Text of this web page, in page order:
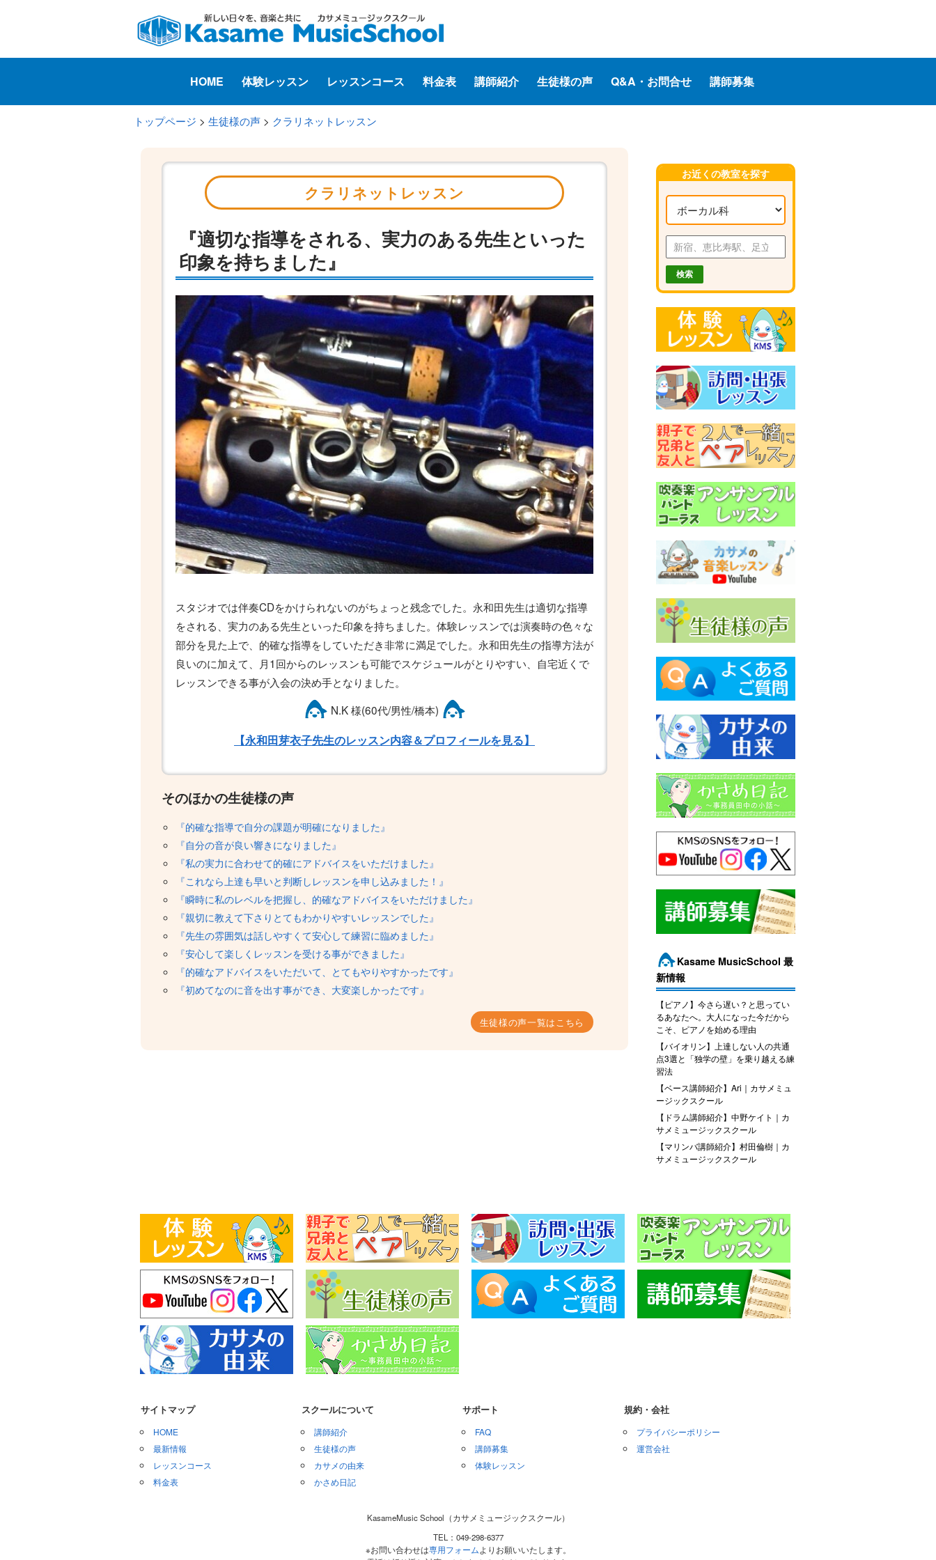
HOME 体験レッスン レッスンコース 料金表 講師紹介 生徒様の声 Q&A・お問合せ 講師募集
トップページ > 生徒様の声 > クラリネットレッスン
クラリネットレッスン
『適切な指導をされる、実力のある先生といった
印象を持ちました』
スタジオでは伴奏CDをかけられないのがちょっと残念でした。永和田先生は適切な指導
をされる、実力のある先生といった印象を持ちました。体験レッスンでは演奏時の色々な
部分を見た上で、的確な指導をしていただき非常に満足でした。永和田先生の指導方法が
良いのに加えて、月1回からのレッスンも可能でスケジュールがとりやすい、自宅近くで
レッスンできる事が入会の決め手となりました。
N.K 様(60代/男性/橋本)
【永和田芽衣子先生のレッスン内容＆プロフィールを見る】
そのほかの生徒様の声
『的確な指導で自分の課題が明確になりました』
『自分の音が良い響きになりました』
『私の実力に合わせて的確にアドバイスをいただけました』
『これなら上達も早いと判断しレッスンを申し込みました！』
『瞬時に私のレベルを把握し、的確なアドバイスをいただけました』
『親切に教えて下さりとてもわかりやすいレッスンでした』
『先生の雰囲気は話しやすくて安心して練習に臨めました』
『安心して楽しくレッスンを受ける事ができました』
『的確なアドバイスをいただいて、とてもやりやすかったです』
『初めてなのに音を出す事ができ、大変楽しかったです』
生徒様の声一覧はこちら
お近くの教室を探す
Kasame MusicSchool 最
新情報
【ピアノ】今さら遅い？と思ってい
るあなたへ。大人になった今だから
こそ、ピアノを始める理由
【バイオリン】上達しない人の共通
点3選と「独学の壁」を乗り越える練
習法
【ベース講師紹介】Ari｜カサメミュ
ージックスクール
【ドラム講師紹介】中野ケイト｜カ
サメミュージックスクール
【マリンバ講師紹介】村田倫樹｜カ
サメミュージックスクール
サイトマップ
HOME
最新情報
レッスンコース
料金表
スクールについて
講師紹介
生徒様の声
カサメの由来
かさめ日記
サポート
FAQ
講師募集
体験レッスン
規約・会社
プライバシーポリシー
運営会社
KasameMusic School（カサメミュージックスクール）
TEL：049-298-6377
※お問い合わせは専用フォームよりお願いいたします。